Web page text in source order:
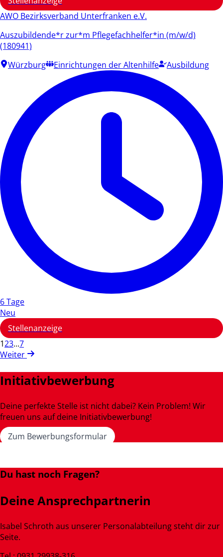
AWO Bezirksverband Unterfranken e.V.
Auszubildende*r zur*m Pflegefachhelfer*in (m/w/d)
(180941)
Würzburg
Einrichtungen der Altenhilfe Ausbildung
6 Tage
Neu
Stellenanzeige
123...7
Weiter
Initiativbewerbung
Deine perfekte Stelle ist nicht dabei? Kein Problem! Wir
freuen uns auf deine Initiativbewerbung!
Zum Bewerbungsformular
Du hast noch Fragen?
Deine Ansprechpartnerin
Isabel Schroth aus unserer Personalabteilung steht dir zur
Seite.